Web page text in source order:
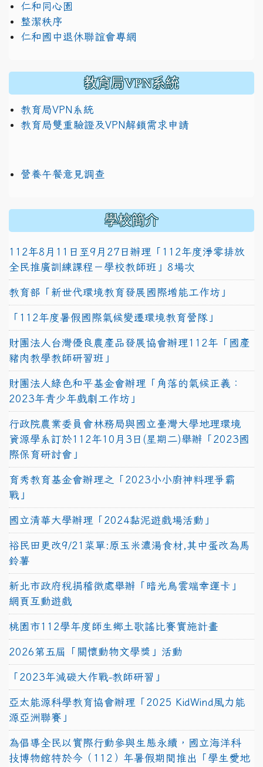
仁和同心園
整潔秩序
仁和國中退休聯誼會專網
教育局VPN系統
教育局VPN系統
教育局雙重驗證及VPN解鎖需求申請
營養午餐意見調查
學校簡介
112年8月11日至9月27日辦理「112年度淨零排放
全民推廣訓練課程－學校教師班」8場次
教育部「新世代環境教育發展國際增能工作坊」
「112年度暑假國際氣候變遷環境教育營隊」
財團法人台灣優良農產品發展協會辦理112年「國產
豬肉教學教師研習班」
財團法人綠色和平基金會辦理「角落的氣候正義：
2023年青少年戲劇工作坊」
行政院農業委員會林務局與國立臺灣大學地理環境
資源學系訂於112年10月3日(星期二)舉辦「2023國
際保育研討會」
育秀教育基金會辦理之「2023小小廚神料理爭霸
戰」
國立清華大學辦理「2024黏泥遊戲場活動」
裕民田更改9/21菜單:原玉米濃湯食材,其中蛋改為馬
鈴薯
新北市政府稅捐稽徵處舉辦「暗光鳥雲端幸運卡」
網頁互動遊戲
桃園市112學年度師生鄉土歌謠比賽實施計畫
2026第五屆「關懷動物文學獎」活動
「2023年減碳大作戰-教師研習」
亞太能源科學教育協會辦理「2025 KidWind風力能
源亞洲聯賽」
為倡導全民以實際行動參與生態永續，國立海洋科
技博物館特於今（112）年暑假期間推出「學生愛地